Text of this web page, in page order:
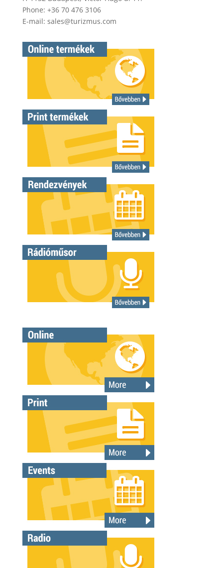
Phone: +36 70 476 3106
E-mail: sales@turizmus.com